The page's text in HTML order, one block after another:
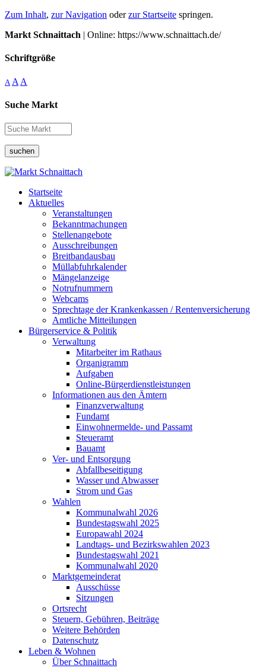
Zum Inhalt, zur Navigation oderzur Startseite springen.
Markt Schnaittach | Online: https://www.schnaittach.de/
Schriftgröße
A A A
Suche Markt
suchen
Startseite
Aktuelles
Veranstaltungen
Bekanntmachungen
Stellenangebote
Ausschreibungen
Breitbandausbau
Müllabfuhrkalender
Mängelanzeige
Notrufnummern
Webcams
Sprechtage der Krankenkassen / Rentenversicherung
Amtliche Mitteilungen
Bürgerservice & Politik
Verwaltung
Mitarbeiter im Rathaus
Organigramm
Aufgaben
Online-Bürgerdienstleistungen
Informationen aus den Ämtern
Finanzverwaltung
Fundamt
Einwohnermelde- und Passamt
Steueramt
Bauamt
Ver- und Entsorgung
Abfallbeseitigung
Wasser und Abwasser
Strom und Gas
Wahlen
Kommunalwahl 2026
Bundestagswahl 2025
Europawahl 2024
Landtags- und Bezirkswahlen 2023
Bundestagswahl 2021
Kommunalwahl 2020
Marktgemeinderat
Ausschüsse
Sitzungen
Ortsrecht
Steuern, Gebühren, Beiträge
Weitere Behörden
Datenschutz
Leben & Wohnen
Über Schnaittach